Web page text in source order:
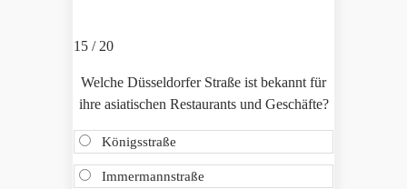
15 / 20
Welche Düsseldorfer Straße ist bekannt für
ihre asiatischen Restaurants und Geschäfte?
Königsstraße
Immermannstraße